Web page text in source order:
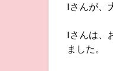
Iさんが、
Iさんは、
ました。